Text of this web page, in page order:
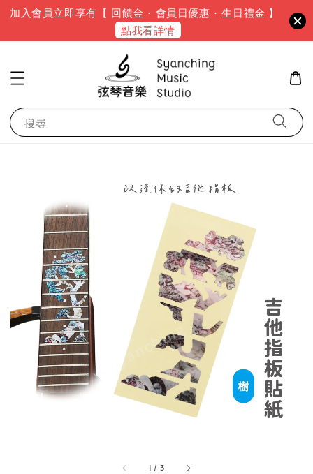
加入會員立即享有【 回饋金 · 會員日優惠 · 生日禮金 】
點我看詳情
搜尋
1 / 3